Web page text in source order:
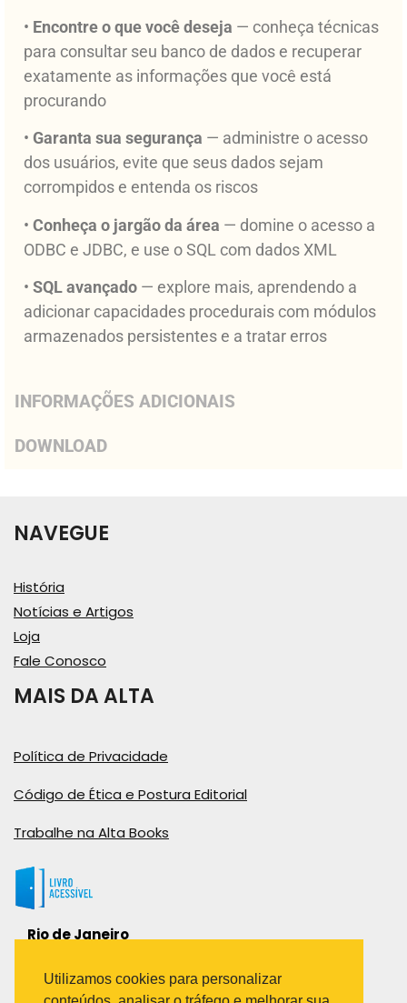
• Encontre o que você deseja — conheça técnicas
para consultar seu banco de dados e recuperar
exatamente as informações que você está
procurando
• Garanta sua segurança — administre o acesso
dos usuários, evite que seus dados sejam
corrompidos e entenda os riscos
• Conheça o jargão da área — domine o acesso a
ODBC e JDBC, e use o SQL com dados XML
• SQL avançado — explore mais, aprendendo a
adicionar capacidades procedurais com módulos
armazenados persistentes e a tratar erros
INFORMAÇÕES ADICIONAIS
DOWNLOAD
NAVEGUE
História
Notícias e Artigos
Loja
Fale Conosco
MAIS DA ALTA
Política de Privacidade
Código de Ética e Postura Editorial
Trabalhe na Alta Books
Rio de Janeiro
Bairro Industrial do Jacaré
Utilizamos cookies para personalizar